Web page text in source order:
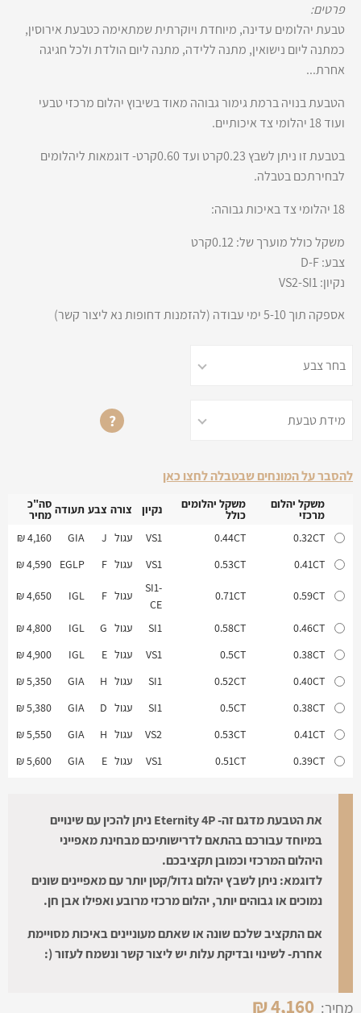
פרטים:
טבעת יהלומים עדינה, מיוחדת ויוקרתית שמתאימה כטבעת אירוסין,
כמתנה ליום נישואין, מתנה ללידה, מתנה ליום הולדת ולכל חגיגה
אחרת...
הטבעת בנויה ברמת גימור גבוהה מאוד בשיבוץ יהלום מרכזי טבעי
ועוד 18 יהלומי צד איכותיים.
בטבעת זו ניתן לשבץ 0.23קרט ועד 0.60קרט- דוגמאות ליהלומים
לבחירתכם בטבלה.
18 יהלומי צד באיכות גבוהה:
משקל כולל מוערך של: 0.12קרט
צבע: D-F
נקיון: VS2-SI1
אספקה תוך 5-10 ימי עבודה (להזמנות דחופות נא ליצור קשר)
?
להסבר על המונחים שבטבלה לחצו כאן
משקל יהלום
מרכזי
משקל יהלומים
כולל נקיון צורה צבע תעודה סה"כ
מחיר
מרכזי כולל
צורה
מחיר 0.32CT
0.44CT
VS1 עגול J
GIA
4,160 ₪
0.41CT
0.53CT
VS1 עגול F
EGLP
4,590 ₪
0.59CT
0.71CT
SI1-
CE
עגול F
IGL
4,650 ₪
0.46CT
0.58CT
SI1 עגול G
IGL
4,800 ₪
0.38CT
0.5CT
VS1 עגול E
IGL
4,900 ₪
0.40CT
0.52CT
SI1 עגול H
GIA
5,350 ₪
0.38CT
0.5CT
SI1 עגול D
GIA
5,380 ₪
0.41CT
0.53CT
VS2 עגול H
GIA
5,550 ₪
0.39CT
0.51CT
VS1 עגול E
GIA
5,600 ₪
0.54CT
0.66CT
VS2 עגול J
GIA
5,850 ₪
0.40CT
0.52CT
IF עגול H
GIA
0.51CT
0.63CT
0.56CT
CE
0.51CT
0.63CT
VVS1 עגול G
IGL
7,400 ₪
את הטבעת מדגם זה- Eternity 4P ניתן להכין עם שינויים
במיוחד עבורכם בהתאם לדרישותיכם מבחינת מאפייני
היהלום המרכזי וכמובן תקציבכם.
לדוגמא: ניתן לשבץ יהלום גדול/קטן יותר עם מאפיינים שונים
נמוכים או גבוהים יותר, יהלום מרכזי מרובע ואפילו אבן חן.
אם התקציב שלכם שונה או שאתם מעוניינים באיכות מסויימת
אחרת- לשינוי ובדיקת עלות יש ליצור קשר ונשמח לעזור (:
מחיר: 4,160
₪